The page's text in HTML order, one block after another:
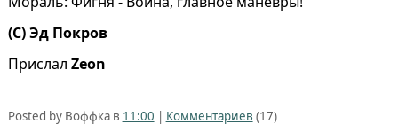
(C) Эд Покров
Прислал Zeon
Posted by Воффка в 11:00 | Комментариев (17)